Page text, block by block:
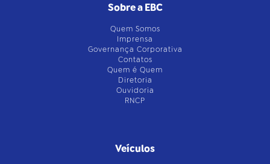
Sobre a EBC
Quem Somos
Imprensa
Governança Corporativa
Contatos
Quem é Quem
Diretoria
Ouvidoria
RNCP
Veículos